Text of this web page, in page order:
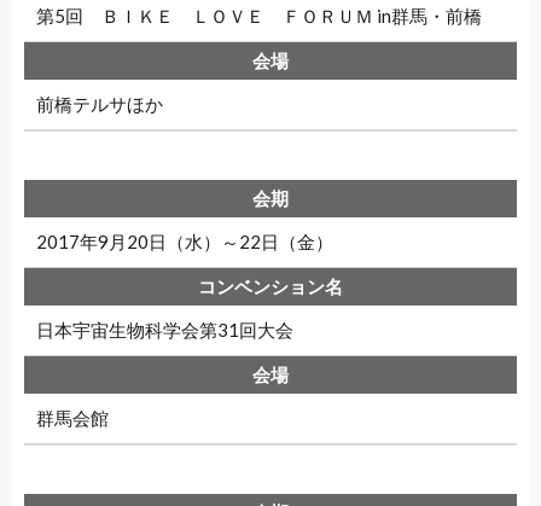
第5回 ＢＩＫＥ ＬＯＶＥ ＦＯＲＵＭ in群馬・前橋
前橋テルサほか
2017年9月20日（水）～22日（金）
日本宇宙生物科学会第31回大会
群馬会館